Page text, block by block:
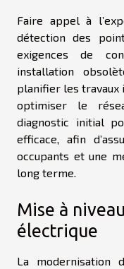
Faire appel à
détection des
exigences de
installation
planifier les travaux
optimiser le
diagnostic initial
efficace, afin
occupants et une
long terme.
Mise à
électrique
La modernisation